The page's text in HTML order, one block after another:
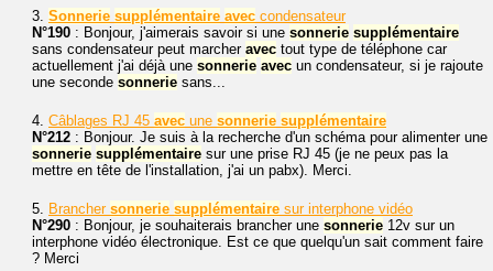
3. Sonnerie supplémentaire avec condensateur
N°190 : Bonjour, j'aimerais savoir si une sonnerie supplémentaire
sans condensateur peut marcher avec tout type de téléphone car
actuellement j'ai déjà une sonnerie avec un condensateur, si je rajoute
une seconde sonnerie sans...
4. Câblages RJ 45 avec une sonnerie supplémentaire
N°212 : Bonjour. Je suis à la recherche d'un schéma pour alimenter une
sonnerie supplémentaire sur une prise RJ 45 (je ne peux pas la
mettre en tête de l'installation, j'ai un pabx). Merci.
5. Brancher sonnerie supplémentaire sur interphone vidéo
N°290 : Bonjour, je souhaiterais brancher une sonnerie 12v sur un
interphone vidéo électronique. Est ce que quelqu'un sait comment faire
? Merci